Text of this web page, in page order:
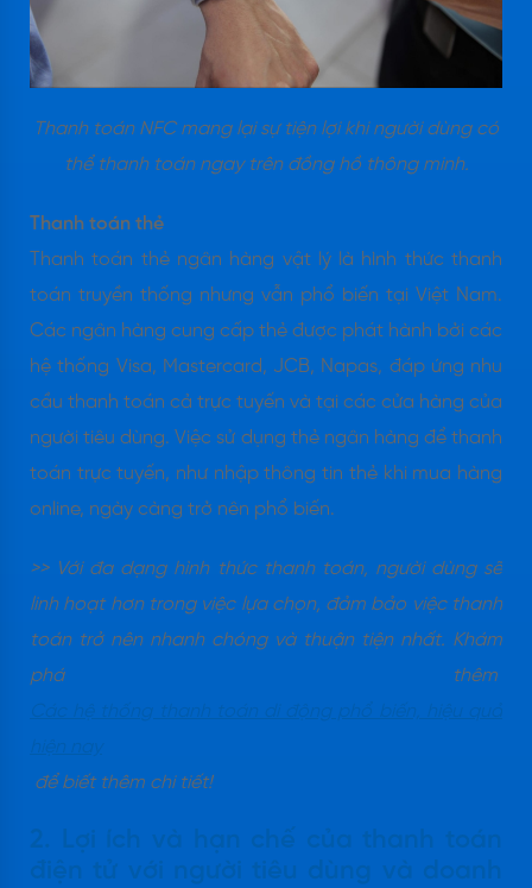
Thanh toán NFC mang lại sự tiện lợi khi người dùng có
thể thanh toán ngay trên đồng hồ thông minh.
Thanh toán thẻ
Thanh toán thẻ ngân hàng vật lý là hình thức thanh
toán truyền thống nhưng vẫn phổ biến tại Việt Nam.
Các ngân hàng cung cấp thẻ được phát hành bởi các
hệ thống Visa, Mastercard, JCB, Napas, đáp ứng nhu
cầu thanh toán cả trực tuyến và tại các cửa hàng của
người tiêu dùng. Việc sử dụng thẻ ngân hàng để thanh
toán trực tuyến, như nhập thông tin thẻ khi mua hàng
online, ngày càng trở nên phổ biến.
>> Với đa dạng hình thức thanh toán, người dùng sẽ
linh hoạt hơn trong việc lựa chọn, đảm bảo việc thanh
toán trở nên nhanh chóng và thuận tiện nhất. Khám
phá thêm
Các hệ thống thanh toán di động phổ biến, hiệu quả
hiện nay
để biết thêm chi tiết!
2. Lợi ích và hạn chế của thanh toán
điện tử với người tiêu dùng và doanh